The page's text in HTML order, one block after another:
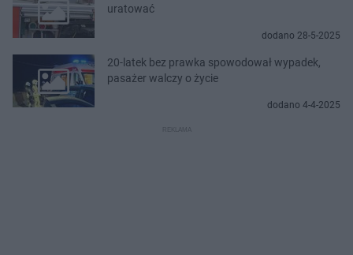
uratować
dodano 28-5-2025
20-latek bez prawka spowodował wypadek,
pasażer walczy o życie
dodano 4-4-2025